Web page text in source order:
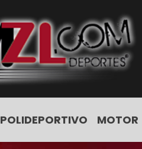
POLIDEPORTIVO MOTOR